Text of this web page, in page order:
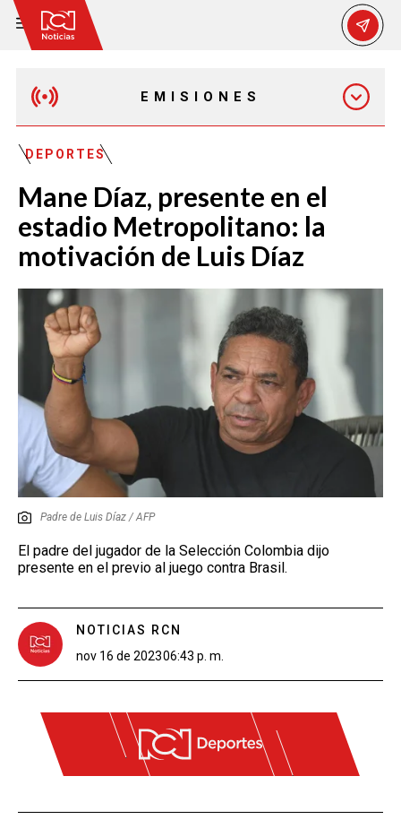
EMISIONES
EMISIÓN 12:30 PM
EMISIÓN 7:00 PM
DEPORTES
Mane Díaz, presente en el
estadio Metropolitano: la
motivación de Luis Díaz
Padre de Luis Díaz / AFP
El padre del jugador de la Selección Colombia dijo
presente en el previo al juego contra Brasil.
NOTICIAS RCN
nov 16 de 202306:43 p. m.